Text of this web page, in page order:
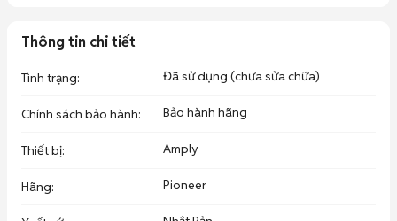
Thông tin chi tiết
Tình trạng: Đã sử dụng (chưa sửa chữa)
Chính sách bảo hành: Bảo hành hãng
Thiết bị: Amply
Hãng: Pioneer